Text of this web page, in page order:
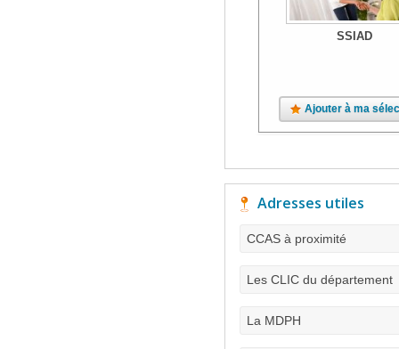
SSIAD
Ajouter à ma
Adresses utiles
CCAS à proximité
Les CLIC du département
La MDPH